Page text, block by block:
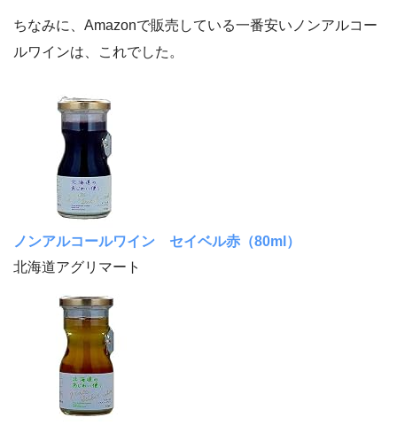
ちなみに、Amazonで販売している一番安いノンアルコー
ルワインは、これでした。
ノンアルコールワイン セイベル赤（80ml）
北海道アグリマート